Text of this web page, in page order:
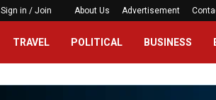
Sign in / Join About Us Advertisement
TRAVEL POLITICAL BUSINESS